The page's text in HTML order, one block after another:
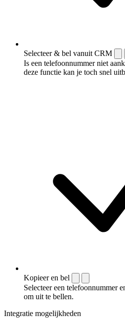
Selecteer & bel vanuit CRM
Is een telefoonnummer niet
deze functie kan je toch snel
Kopieer en bel
Selecteer een telefoonnummer
om uit te bellen.
Integratie mogelijkheden